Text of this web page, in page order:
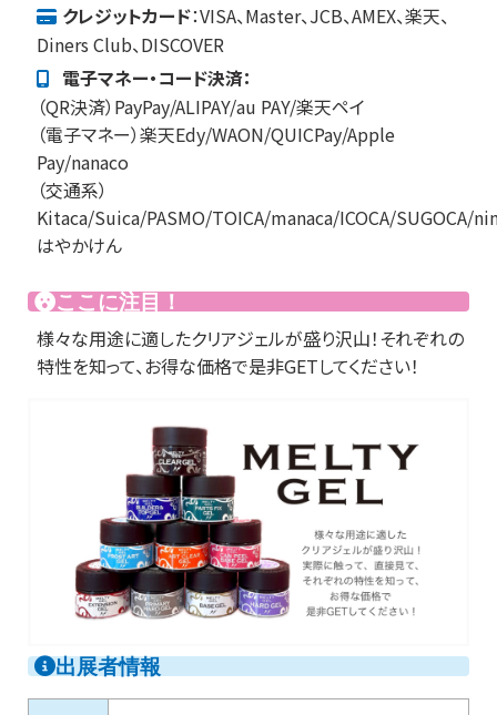
クレジットカード：VISA、Master、JCB、AMEX、楽天、
Diners Club、DISCOVER
電子マネー・コード決済：
（QR決済）PayPay/ALIPAY/au PAY/楽天ペイ
（電子マネー）楽天Edy/WAON/QUICPay/Apple
Pay/nanaco
（交通系）
Kitaca/Suica/PASMO/TOICA/manaca/ICOCA/SUGOCA/
はやかけん
ここに注目！
様々な用途に適したクリアジェルが盛り沢山！それぞれの
特性を知って、お得な価格で是非GETしてください！
出展者情報